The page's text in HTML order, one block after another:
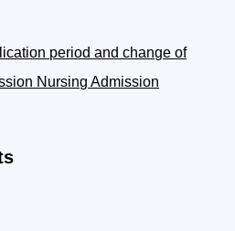
period and change of
Nursing Admission